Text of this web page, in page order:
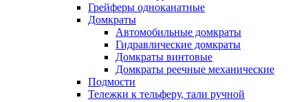
Грейферы одноканатные
Домкраты
Автомобильные домкраты
Гидравлические домкраты
Домкраты винтовые
Домкраты реечные механические
Подмости
Тележки к тельферу, тали ручной